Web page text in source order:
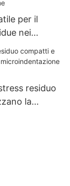
per il
nei
residuo
la